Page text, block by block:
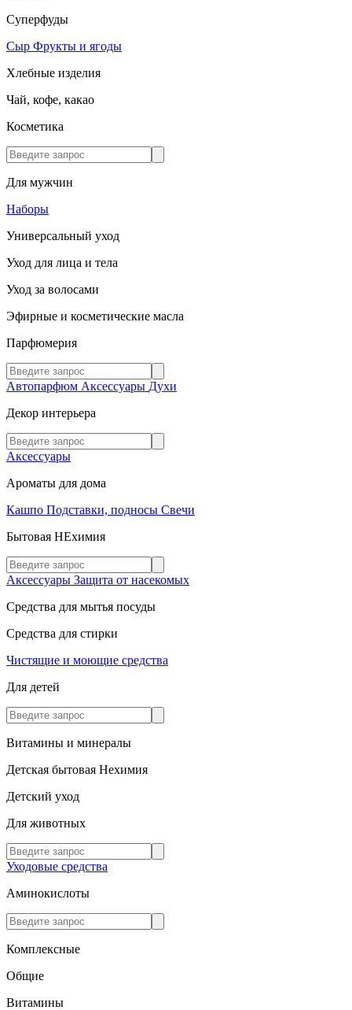
Суперфуды
Сыр Фрукты и ягоды
Хлебные изделия
Чай, кофе, какао
Косметика
Для мужчин
Наборы
Универсальный уход
Уход для лица и тела
Уход за волосами
Эфирные и косметические масла
Парфюмерия
Автопарфюм Аксессуары Духи
Декор интерьера
Аксессуары
Ароматы для дома
Кашпо Подставки, подносы Свечи
Бытовая НЕхимия
Аксессуары Защита от насекомых
Средства для мытья посуды
Средства для стирки
Чистящие и моющие средства
Для детей
Витамины и минералы
Детская бытовая Нехимия
Детский уход
Для животных
Уходовые средства
Аминокислоты
Комплексные
Общие
Витамины